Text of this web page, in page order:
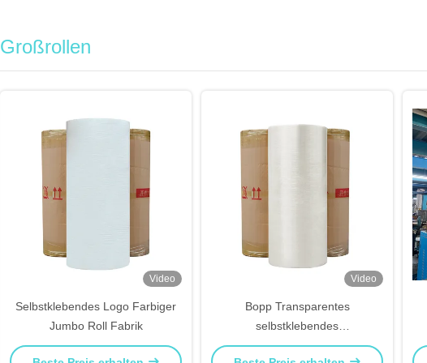
Großrollen
Video
Selbstklebendes Logo Farbiger
Jumbo Roll Fabrik
Video
Bopp Transparentes
selbstklebendes
Verpackungsteppich BOPP/OPP